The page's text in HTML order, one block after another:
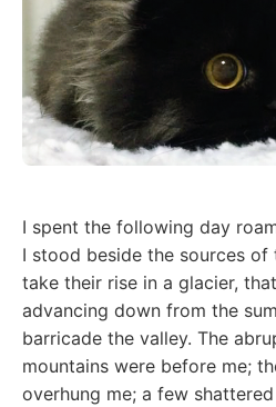
I spent the following day
I stood beside the sources of
take their rise in a glacier,
advancing down from the
barricade the valley. The
mountains were before me;
overhung me; a few